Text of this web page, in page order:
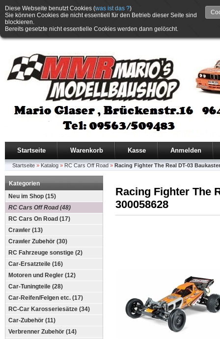
Diese Webseite benutzt Cookies (was ist das ?)
Sie können Cookies die nicht essentiell für den Betrieb dieser Seite sind
blockieren.
Bereits gesetzte nicht essentielle Cookies werden dann gelöscht.
Startseite Warenkorb Kasse Anmelden
Startseite » Katalog » RC Cars Off Road » Racing Fighter The Real DT-03
Kategorien
Neu im Shop (15)
RC Cars Off Road (48)
RC Cars On Road (17)
Crawler (13)
Crawler Zubehör (30)
RC Fahrzeuge sonstige (2)
Car-Ersatzteile (16)
Motoren und Regler (12)
Car-Tuningteile (28)
Car-Reifen/Felgen etc. (17)
RC-Car Karosseriesätze (34)
Car-Zubehör (11)
Verbrenner Zubehör (14)
Racing Fighter The
300058628